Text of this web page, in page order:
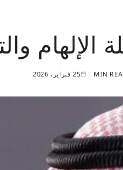
25 فبراير، 2026